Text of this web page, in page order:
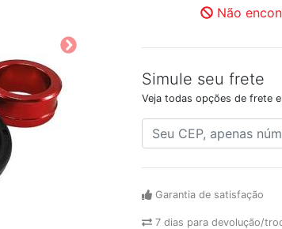
Não
Simule seu frete
Veja todas opções de frete
Garantia de satisfação
7 dias para devolução/